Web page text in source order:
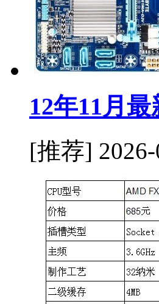
12年11月
[推荐]